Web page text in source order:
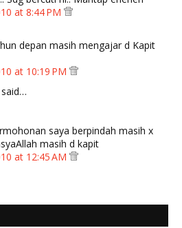
at 8:44 PM
depan masih mengajar d Kapit
at 10:19 PM
said…
saya berpindah masih x
masih d kapit
at 12:45 AM